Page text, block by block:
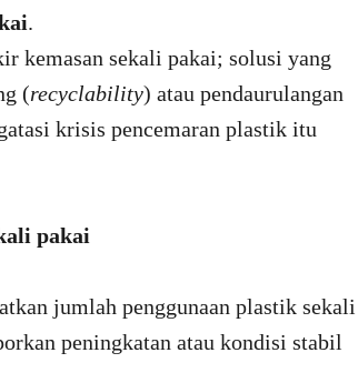
.
kemasan sekali pakai; solusi yang
(recyclability) atau pendaurulangan
krisis pencemaran plastik itu
pakai
jumlah penggunaan plastik sekali
peningkatan atau kondisi stabil